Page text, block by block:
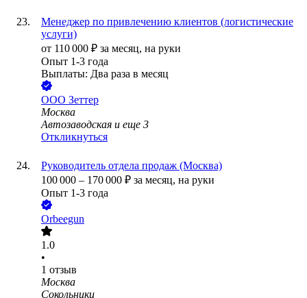
Менеджер по привлечению клиентов (логистические
услуги)
от 110 000 ₽ за месяц, на руки
Опыт 1-3 года
Выплаты: Два раза в месяц
ООО Зеттер
Москва
Автозаводская и еще 3
Откликнуться
Руководитель отдела продаж (Москва)
100 000 – 170 000 ₽ за месяц, на руки
Опыт 1-3 года
Orbeegun
1.0
•
1 отзыв
Москва
Сокольники